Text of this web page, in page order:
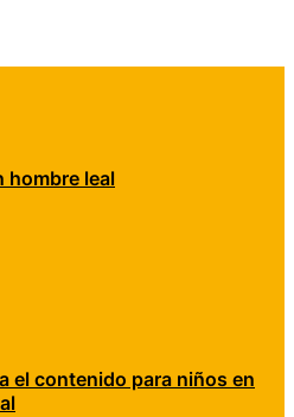
hombre leal
el contenido para niños en